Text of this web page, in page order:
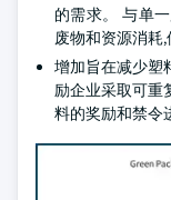
的需求。 与单
废物和资源消耗,
增加旨在减少塑
励企业采取可重
料的奖励和禁令